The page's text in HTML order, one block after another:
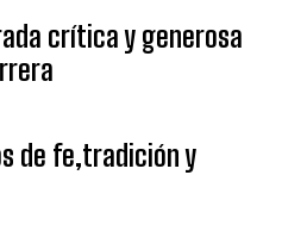
crítica y generosa
de fe,tradición y